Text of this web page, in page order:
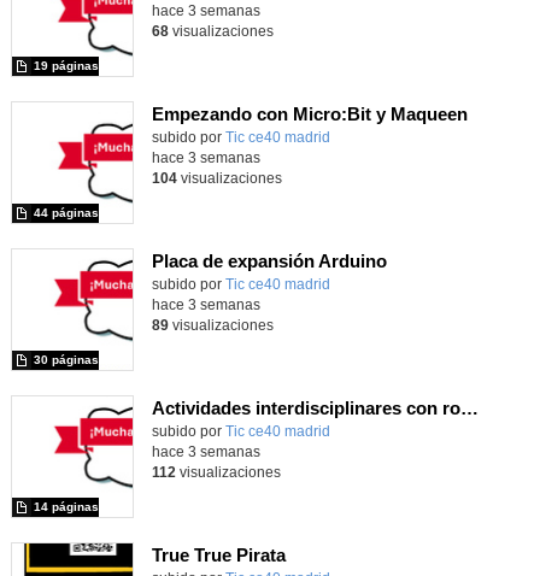
19 páginas
hace 3 semanas
68visualizaciones
Empezando con Micro:Bit y Maqueen
Contenido educativo.
subido por Tic ce40 madrid
44 páginas
hace 3 semanas
104visualizaciones
Placa de expansión Arduino
Contenido educativo.
subido por Tic ce40 madrid
30 páginas
hace 3 semanas
89visualizaciones
Actividades interdisciplinares con robótica y pensamiento computacional
Contenido educativo.
subido por Tic ce40 madrid
14 páginas
hace 3 semanas
112 visualizaciones
True True Pirata